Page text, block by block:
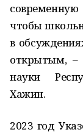
чтобы
в
открытым, –
науки
Хажин.
2023 год